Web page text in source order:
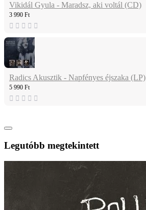
Vikidál Gyula - Maradsz, aki voltál (CD)
3 990 Ft
Radics Akusztik - Napfényes éjszaka (LP)
5 990 Ft
Legutóbb megtekintett